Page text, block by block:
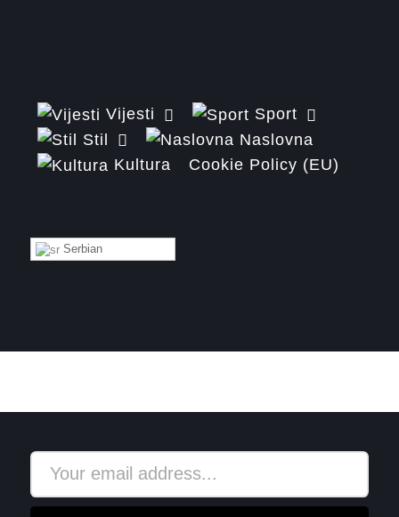
Vijesti
Sport
Stil
Naslovna
Kultura
Cookie Policy (EU)
Serbian